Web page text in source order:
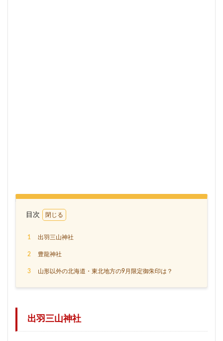
目次
1 出羽三山神社
2 豊龍神社
3 山形以外の北海道・東北地方の9月限定御朱印は？
出羽三山神社